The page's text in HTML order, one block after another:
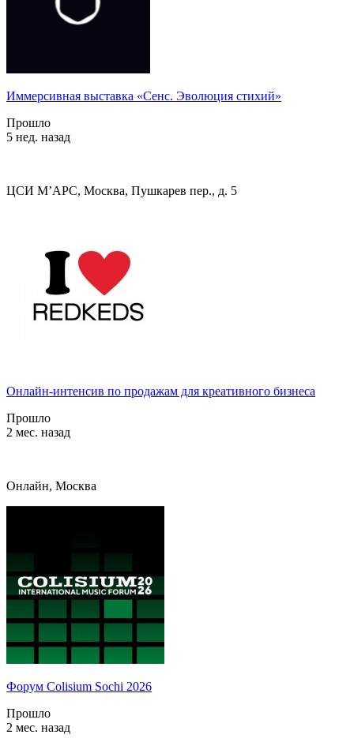
Иммерсивная выставка «Сенс. Эволюция стихий»
Прошло
5 нед. назад
ЦСИ М’АРС, Москва, Пушкарев пер., д. 5
Онлайн-интенсив по продажам для креативного бизнеса
Прошло
2 мес. назад
Онлайн, Москва
Форум Colisium Sochi 2026
Прошло
2 мес. назад